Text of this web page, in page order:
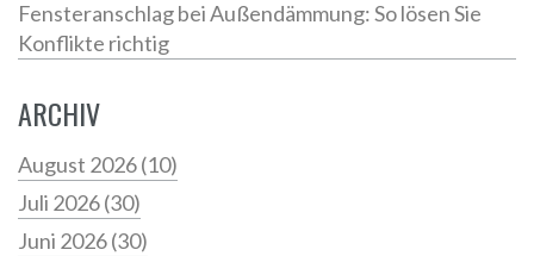
Fensteranschlag bei Außendämmung: So lösen Sie
Konflikte richtig
ARCHIV
August 2026(10)
Juli 2026(30)
Juni 2026(30)